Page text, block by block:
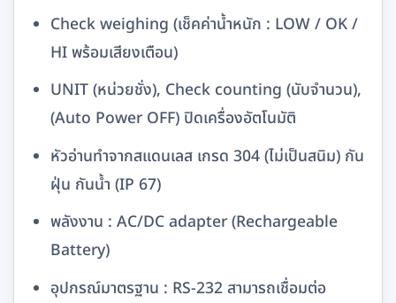
Check weighing (เช็คค่าน้ำหนัก : LOW / OK /
HI พร้อมเสียงเตือน)
UNIT (หน่วยชั่ง), Check counting (นับจำนวน),
(Auto Power OFF) ปิดเครื่องอัตโนมัติ
หัวอ่านทำจากสแดนเลส เกรด 304 (ไม่เป็นสนิม) กัน
ฝุ่น กันน้ำ (IP 67)
พลังงาน : AC/DC adapter (Rechargeable
Battery)
อุปกรณ์มาตรฐาน : RS-232 สามารถเชื่อมต่อ